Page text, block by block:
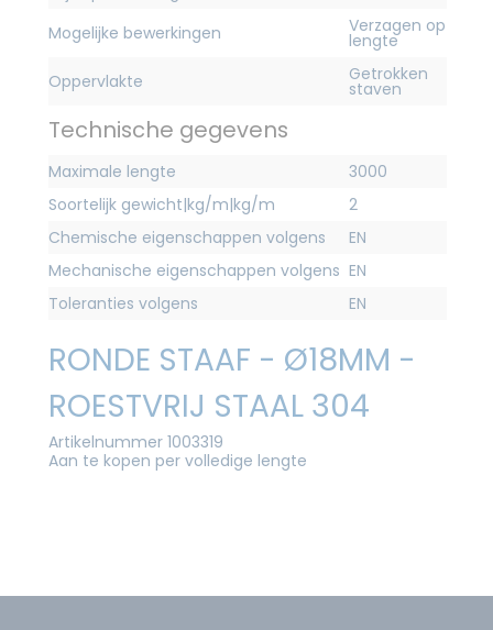
Mogelijke bewerkingen
Verzagen op
lengte
Oppervlakte
Getrokken
staven
Technische gegevens
Maximale lengte
3000
Soortelijk gewicht|kg/m|kg/m
2
Chemische eigenschappen volgens
EN
Mechanische eigenschappen volgens EN
Toleranties volgens
EN
RONDE STAAF - Ø18MM -
ROESTVRIJ STAAL 304
Artikelnummer 1003319
Aan te kopen per volledige lengte